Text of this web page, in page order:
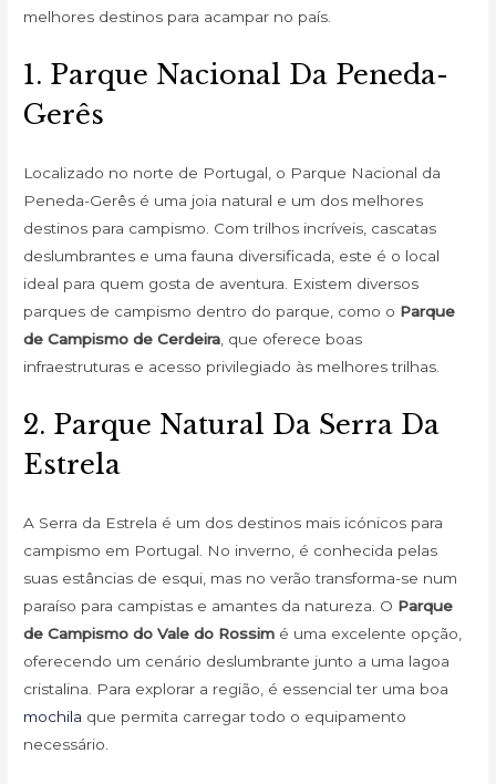
melhores destinos para acampar no país.
1. Parque Nacional Da Peneda-
Gerês
Localizado no norte de Portugal, o Parque Nacional da
Peneda-Gerês é uma joia natural e um dos melhores
destinos para campismo. Com trilhos incríveis, cascatas
deslumbrantes e uma fauna diversificada, este é o local
ideal para quem gosta de aventura. Existem diversos
parques de campismo dentro do parque, como o Parque
de Campismo de Cerdeira , que oferece boas
infraestruturas e acesso privilegiado às melhores trilhas.
2. Parque Natural Da Serra Da
Estrela
A Serra da Estrela é um dos destinos mais icónicos para
campismo em Portugal. No inverno, é conhecida pelas
suas estâncias de esqui, mas no verão transforma-se num
paraíso para campistas e amantes da natureza. O Parque
de Campismo do Vale do Rossim é uma excelente opção,
oferecendo um cenário deslumbrante junto a uma lagoa
cristalina. Para explorar a região, é essencial ter uma boa
mochila que permita carregar todo o equipamento
necessário.